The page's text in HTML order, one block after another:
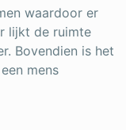
waardoor er
lijkt de ruimte
Bovendien is het
mens